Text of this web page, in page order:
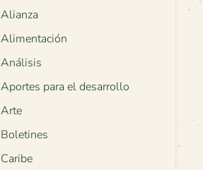
Alianza
Alimentación
Análisis
Aportes para el desarrollo
Arte
Boletines
Caribe